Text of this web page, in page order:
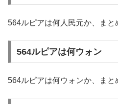
564ルピアは何人民元か、まと
564ルピアは何ウォン
564ルピアは何ウォンか、まと